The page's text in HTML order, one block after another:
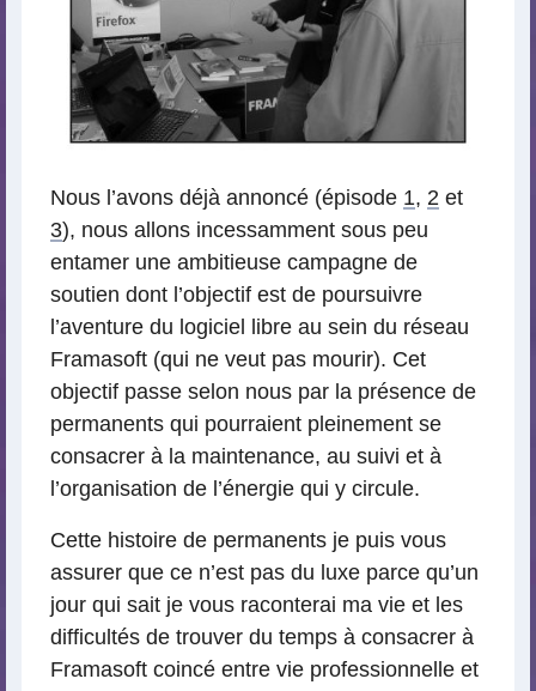
Nous l’avons déjà annoncé (épisode 1, 2 et
3), nous allons incessamment sous peu
entamer une ambitieuse campagne de
soutien dont l’objectif est de poursuivre
l’aventure du logiciel libre au sein du réseau
Framasoft (qui ne veut pas mourir). Cet
objectif passe selon nous par la présence de
permanents qui pourraient pleinement se
consacrer à la maintenance, au suivi et à
l’organisation de l’énergie qui y circule.
Cette histoire de permanents je puis vous
assurer que ce n’est pas du luxe parce qu’un
jour qui sait je vous raconterai ma vie et les
difficultés de trouver du temps à consacrer à
Framasoft coincé entre vie professionnelle et